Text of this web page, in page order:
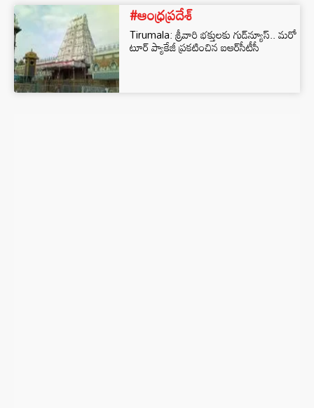
#ఆంధ్రప్రదేశ్
Tirumala: శ్రీవారి భక్తులకు గుడ్‌న్యూస్.. మరో
టూర్ ప్యాకేజీ ప్రకటించిన ఐఆర్‌సీటీసీ